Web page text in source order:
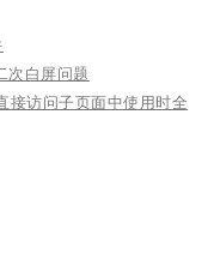
次白屏问题
访问子页面中使用时全